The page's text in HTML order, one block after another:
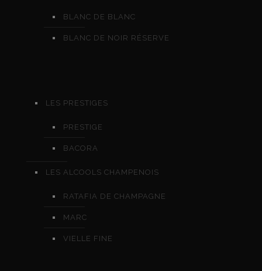
BLANC DE BLANC
BLANC DE NOIR RÉSERVE
LES PRESTIGES
PRESTIGE
BACORA
LES ALCOOLS CHAMPENOIS
RATAFIA DE CHAMPAGNE
MARC
VIELLE FINE